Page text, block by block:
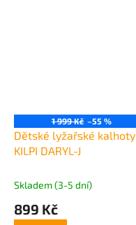
1 999 Kč –55 %
Dětské lyžařské kalhoty
KILPI DARYL-J
Skladem (3-5 dní)
899 Kč